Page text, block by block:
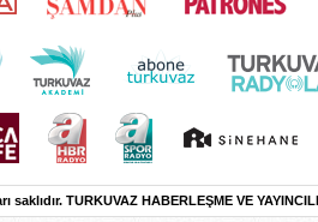
saklıdır. TURKUVAZ HABERLEŞME VE